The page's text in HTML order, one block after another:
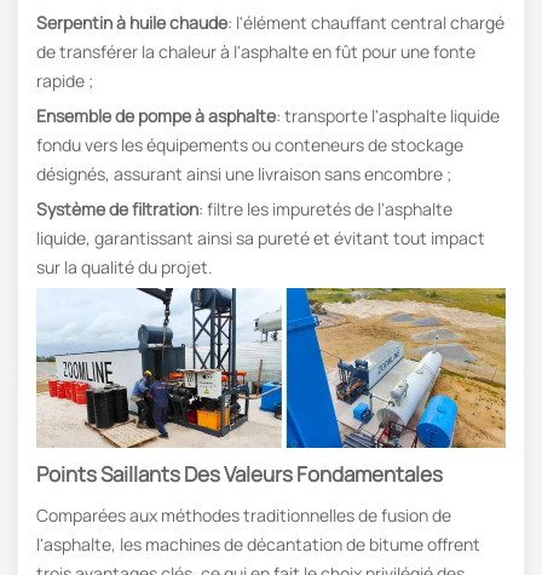
Serpentin à huile chaude: l'élément chauffant central chargé
de transférer la chaleur à l'asphalte en fût pour une fonte
rapide ;
Ensemble de pompe à asphalte: transporte l'asphalte liquide
fondu vers les équipements ou conteneurs de stockage
désignés, assurant ainsi une livraison sans encombre ;
Système de filtration: filtre les impuretés de l'asphalte
liquide, garantissant ainsi sa pureté et évitant tout impact
sur la qualité du projet.
Points Saillants Des Valeurs Fondamentales
Comparées aux méthodes traditionnelles de fusion de
l'asphalte, les machines de décantation de bitume offrent